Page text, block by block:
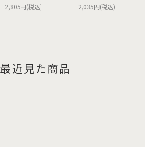
2,805円(税込) 2,035円(税込)
最近見た商品